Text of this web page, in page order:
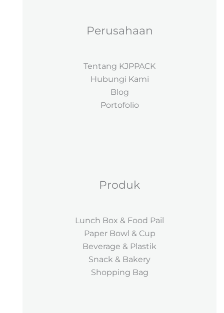
Perusahaan
Tentang KJPPACK
Hubungi Kami
Blog
Portofolio
Produk
Lunch Box & Food Pail
Paper Bowl & Cup
Beverage & Plastik
Snack & Bakery
Shopping Bag